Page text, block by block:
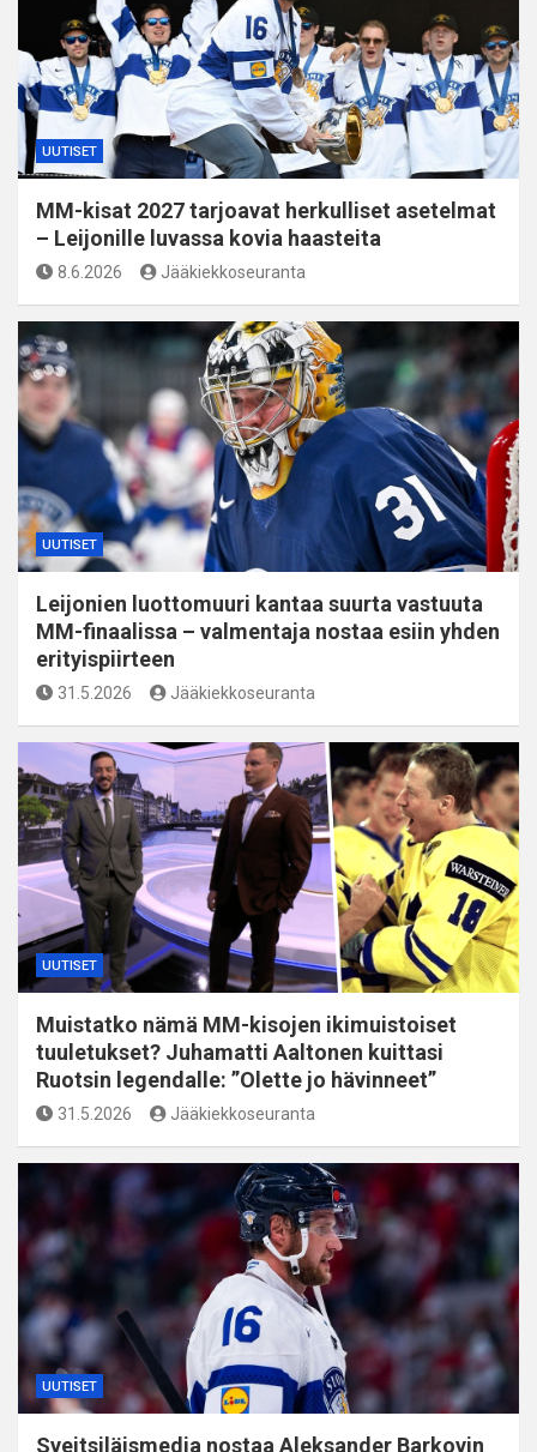
UUTISET
MM-kisat 2027 tarjoavat herkulliset asetelmat
– Leijonille luvassa kovia haasteita
8.6.2026 Jääkiekkoseuranta
UUTISET
Leijonien luottomuuri kantaa suurta vastuuta
MM-finaalissa – valmentaja nostaa esiin yhden
erityispiirteen
31.5.2026 Jääkiekkoseuranta
UUTISET
Muistatko nämä MM-kisojen ikimuistoiset
tuuletukset? Juhamatti Aaltonen kuittasi
Ruotsin legendalle: ”Olette jo hävinneet”
31.5.2026 Jääkiekkoseuranta
UUTISET
Sveitsiläismedia nostaa Aleksander Barkovin